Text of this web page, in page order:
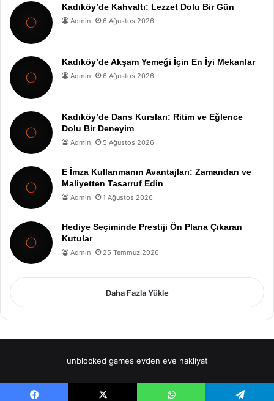
Kadıköy’de Kahvaltı: Lezzet Dolu Bir Gün
Admin 6 Ağustos 2026
Kadıköy’de Akşam Yemeği İçin En İyi Mekanlar
Admin 6 Ağustos 2026
Kadıköy’de Dans Kursları: Ritim ve Eğlence
Dolu Bir Deneyim
Admin 5 Ağustos 2026
E İmza Kullanmanın Avantajları: Zamandan ve
Maliyetten Tasarruf Edin
Admin 1 Ağustos 2026
Hediye Seçiminde Prestiji Ön Plana Çıkaran
Kutular
Admin 25 Temmuz 2026
Daha Fazla Yükle
unblocked games evden eve nakliyat